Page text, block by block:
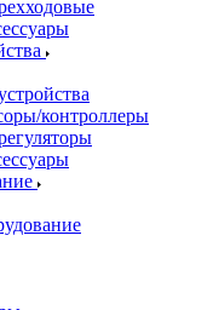
контроллеры